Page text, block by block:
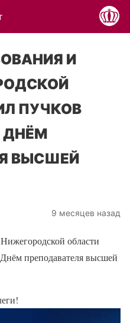
И
ПУЧКОВ
ДНЁМ
ВЫСШЕЙ
9 месяцев назад
области
преподавателя высшей